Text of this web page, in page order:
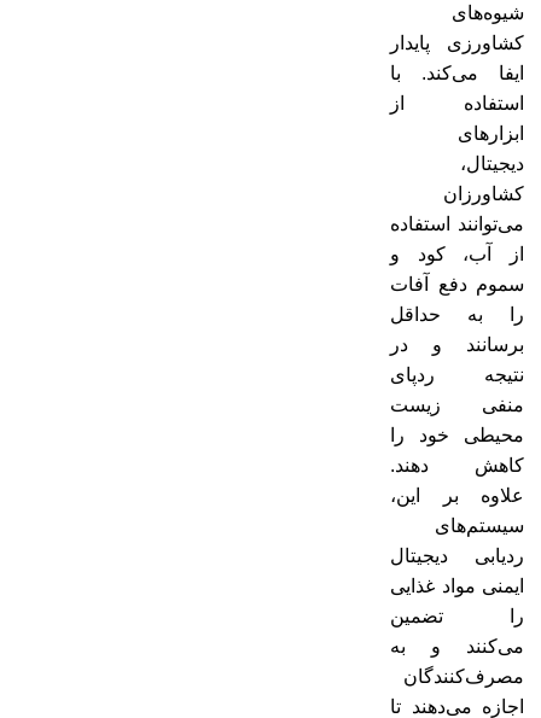
شیوه‌های
کشاورزی پایدار
ایفا می‌کند. با
استفاده از
ابزارهای
دیجیتال،
کشاورزان
می‌توانند استفاده
از آب، کود و
سموم دفع آفات
را به حداقل
برسانند و در
نتیجه ردپای
منفی زیست
محیطی خود را
کاهش دهند.
علاوه بر این،
سیستم‌های
ردیابی دیجیتال
ایمنی مواد غذایی
را تضمین
می‌کنند و به
مصرف‌کنندگان
اجازه می‌دهند تا